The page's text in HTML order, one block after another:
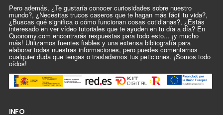
Pero además, ¿Te gustaría conocer curiosidades sobre nuestro
mundo?, ¿Necesitas trucos caseros que te hagan más fácil tu vida?,
¿Buscas qué significa o cómo funcionan cosas cotidianas?, ¿Estás
interesado en ver vídeo tutoriales que te ayuden en tu día a día? En
Quonomy.com encontrarás respuestas para todo esto... ¡y mucho
más! Utilizamos fuentes fiables y una extensa bibliografía para
elaborar todas nuestras informaciones, pero puedes comentarnos
cualquier duda que tengas o trasladarnos tus peticiones. ¡Somos todo
oídos!
INFO